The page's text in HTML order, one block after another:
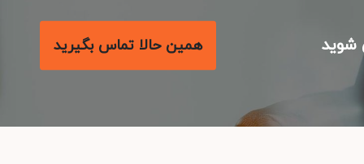
همین حالا تماس بگیرید